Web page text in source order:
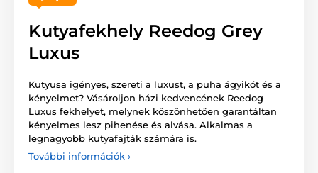
Kutyafekhely Reedog Grey
Luxus
Kutyusa igényes, szereti a luxust, a puha ágyikót és a
kényelmet? Vásároljon házi kedvencének Reedog
Luxus fekhelyet, melynek köszönhetően garantáltan
kényelmes lesz pihenése és alvása. Alkalmas a
legnagyobb kutyafajták számára is.
További információk ›